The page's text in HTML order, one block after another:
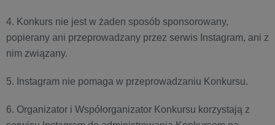
4. Konkurs nie jest w żaden sposób sponsorowany,
popierany ani przeprowadzany przez serwis Instagram, ani z
nim związany.
5. Instagram nie pomaga w przeprowadzaniu Konkursu.
6. Organizator i Współorganizator Konkursu korzystają z